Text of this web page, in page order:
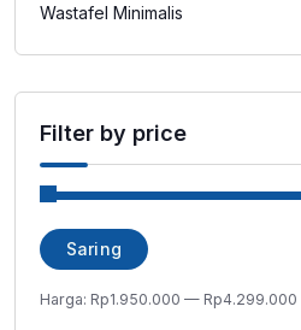
Wastafel Minimalis
Filter by price
Harga
terendah
Harga
tertinggi
Saring
Harga: Rp1.950.000 — Rp4.299.000